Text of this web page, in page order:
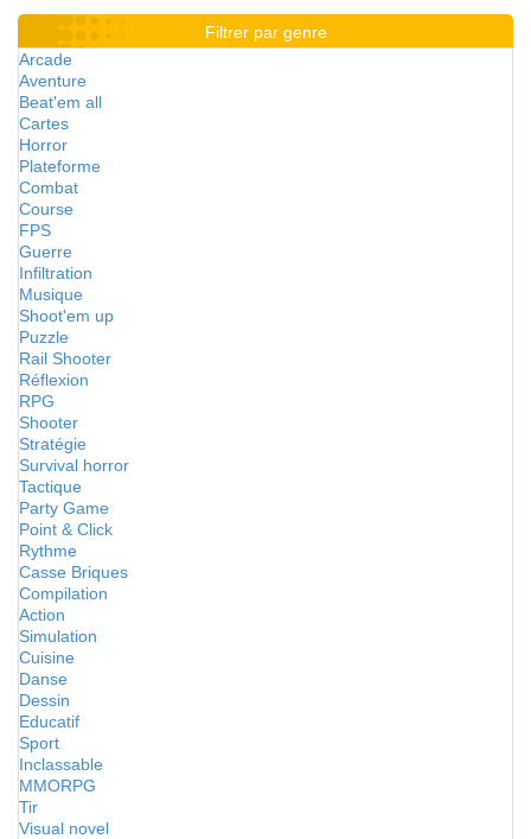
Filtrer par genre
Arcade
Aventure
Beat'em all
Cartes
Horror
Plateforme
Combat
Course
FPS
Guerre
Infiltration
Musique
Shoot'em up
Puzzle
Rail Shooter
Réflexion
RPG
Shooter
Stratégie
Survival horror
Tactique
Party Game
Point & Click
Rythme
Casse Briques
Compilation
Action
Simulation
Cuisine
Danse
Dessin
Educatif
Sport
Inclassable
MMORPG
Tir
Visual novel